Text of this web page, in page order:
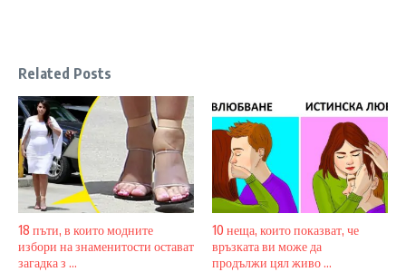
Related Posts
18 пъти, в които модните
избори на знаменитости остават
загадка з ...
10 неща, които показват, че
връзката ви може да
продължи цял живо ...